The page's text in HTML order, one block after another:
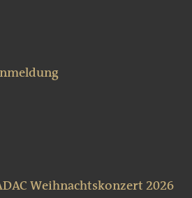
Weihnachtskonzert 2026